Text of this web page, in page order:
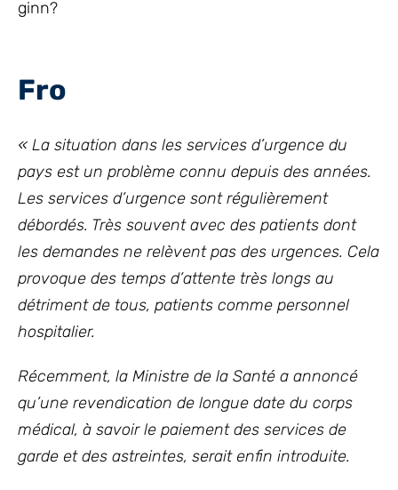
ginn?
Fro
« La situation dans les services d’urgence du
pays est un problème connu depuis des années.
Les services d’urgence sont régulièrement
débordés. Très souvent avec des patients dont
les demandes ne relèvent pas des urgences. Cela
provoque des temps d’attente très longs au
détriment de tous, patients comme personnel
hospitalier.
Récemment, la Ministre de la Santé a annoncé
qu’une revendication de longue date du corps
médical, à savoir le paiement des services de
garde et des astreintes, serait enfin introduite.